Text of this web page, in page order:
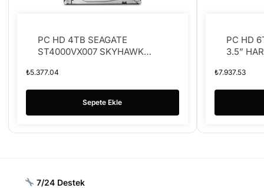
PC HD 4TB SEAGATE
ST4000VX007 SKYHAWK
GÜVENLİK HDD
₺5.377.04
Sepete Ekle
PC HD
3.5”
₺7.937.53
7/24 Destek